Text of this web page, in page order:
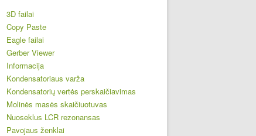
3D failai
Copy Paste
Eagle failai
Gerber Viewer
Informacija
Kondensatoriaus varža
Kondensatorių vertės perskaičiavimas
Molinės masės skaičiuotuvas
Nuoseklus LCR rezonansas
Pavojaus ženklai